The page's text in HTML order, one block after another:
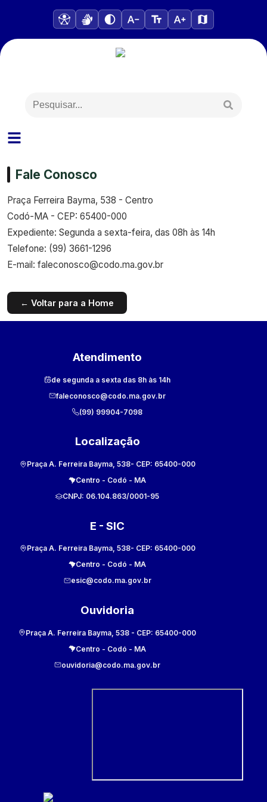
Fale Conosco
Praça Ferreira Bayma, 538 - Centro
Codó-MA - CEP: 65400-000
Expediente: Segunda a sexta-feira, das 08h às 14h
Telefone: (99) 3661-1296
E-mail: faleconosco@codo.ma.gov.br
← Voltar para a Home
Atendimento
de segunda a sexta das 8h às 14h
faleconosco@codo.ma.gov.br
(99) 99904-7098
Localização
Praça A. Ferreira Bayma, 538- CEP: 65400-000
Centro - Codó - MA
CNPJ: 06.104.863/0001-95
E - SIC
Praça A. Ferreira Bayma, 538- CEP: 65400-000
Centro - Codó - MA
esic@codo.ma.gov.br
Ouvidoria
Praça A. Ferreira Bayma, 538 - CEP: 65400-000
Centro - Codó - MA
ouvidoria@codo.ma.gov.br